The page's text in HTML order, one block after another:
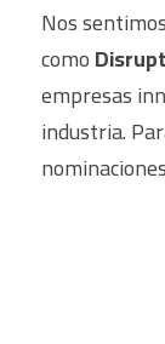
Nos
como
empresas
industria.